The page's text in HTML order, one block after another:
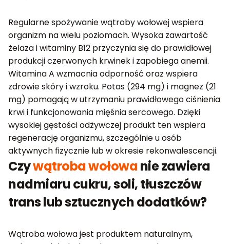
Regularne spożywanie wątroby wołowej wspiera
organizm na wielu poziomach. Wysoka zawartość
żelaza i witaminy B12 przyczynia się do prawidłowej
produkcji czerwonych krwinek i zapobiega anemii.
Witamina A wzmacnia odporność oraz wspiera
zdrowie skóry i wzroku. Potas (294 mg) i magnez (21
mg) pomagają w utrzymaniu prawidłowego ciśnienia
krwi i funkcjonowania mięśnia sercowego. Dzięki
wysokiej gęstości odżywczej produkt ten wspiera
regenerację organizmu, szczególnie u osób
aktywnych fizycznie lub w okresie rekonwalescencji.
Czywątroba wołowanie zawiera
nadmiaru cukru, soli, tłuszczów
trans lub sztucznych dodatków?
Wątroba wołowa jest produktem naturalnym,